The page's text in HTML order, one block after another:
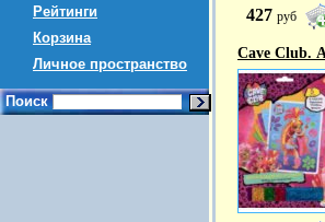
Рейтинги
Корзина
Личное пространство
Поиск
427 руб
Cave Club.